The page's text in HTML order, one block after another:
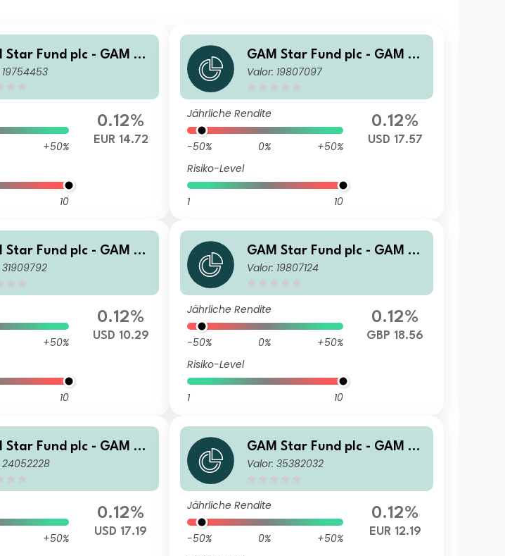
Star Fund plc - GAM St
Cautious Institutio
+50%
10
0.12%
EUR 14.72
GAM Star Fund plc - GAM St
ar Global Cautious Selling A
Valor: 19807097
Jährliche Rendite
-50% 0%
+50%
Risiko-Level
1 10
0.12%
USD 17.57
Star Fund plc - GAM St
Cautious Selling A
+50%
10
0.12%
USD 10.29
GAM Star Fund plc - GAM St
ar Global Cautious Selling A
Valor: 19807124
Jährliche Rendite
-50% 0%
+50%
Risiko-Level
1 10
0.12%
GBP 18.56
Star Fund plc - GAM St
Cautious Selling A
24052228
+50%
0.12%
USD 17.19
GAM Star Fund plc - GAM St
ar Global Cautious Selling A
Valor: 35382032
Jährliche Rendite
-50% 0%
+50%
0.12%
EUR 12.19